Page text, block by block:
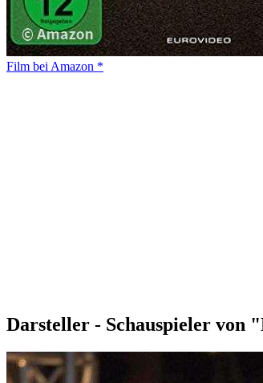
Film bei Amazon *
Darsteller - Schauspieler von